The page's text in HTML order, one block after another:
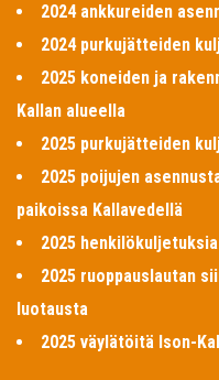
2024 ankkureiden
2024 purkujätteiden
2025 koneiden ja
Kallan alueella
2025 purkujätteiden
2025 poijujen
paikoissa Kallavedellä
2025
2025 ruoppauslautan
luotausta
2025 väylätöitä Ison-